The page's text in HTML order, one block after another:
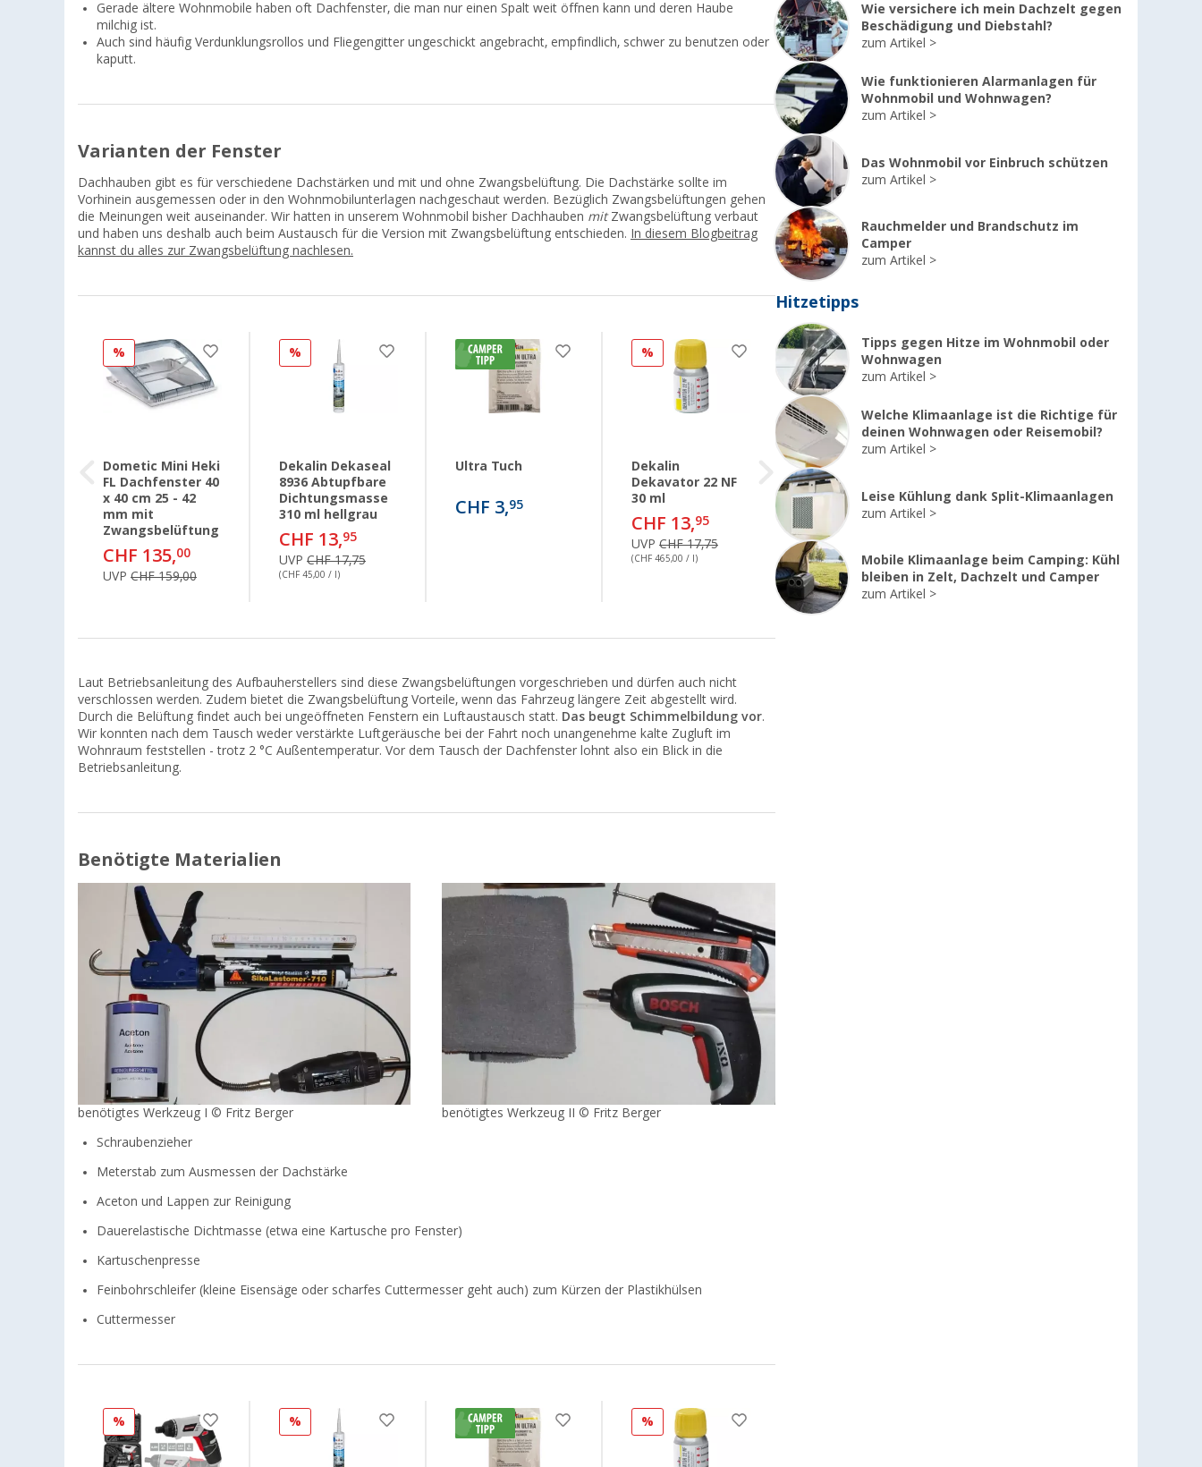
Gerade ältere Wohnmobile haben oft Dachfenster, die man nur einen Spalt weit öffnen kann und deren Haube
milchig ist.
Auch sind häufig Verdunklungsrollos und Fliegengitter ungeschickt angebracht, empfindlich, schwer zu benutzen oder
kaputt.
Varianten der Fenster
Dachhauben gibt es für verschiedene Dachstärken und mit und ohne Zwangsbelüftung. Die Dachstärke sollte im
Vorhinein ausgemessen oder in den Wohnmobilunterlagen nachgeschaut werden. Bezüglich Zwangsbelüftungen gehen
die Meinungen weit auseinander. Wir hatten in unserem Wohnmobil bisher Dachhauben mitZwangsbelüftung verbaut
und haben uns deshalb auch beim Austausch für die Version mit Zwangsbelüftung entschieden. In diesem Blogbeitrag
kannst du alles zur Zwangsbelüftung nachlesen.
%
Dometic Mini Heki
FL Dachfenster 40
x 40 cm 25 - 42
mm mit
Zwangsbelüftung
CHF 135,00
UVP CHF 159,00
%
Dekalin Dekaseal
8936 Abtupfbare
Dichtungsmasse
310 ml hellgrau
CHF 13,95
UVP CHF 17,75
(CHF 45,00 / l)
Ultra Tuch
CHF 3,95
%
Dekalin
Dekavator 22 NF
30 ml
CHF 13,95
UVP CHF 17,75
(CHF 465,00 / l)
%
Dino KRAFTPAKET
Akkuschrauber
Set im Koffer
Multiplex
CHF 39,
UVPCHF 49,90
x 40 cm 25 - 42
CHF 135,00
UVP CHF 159,00
Laut Betriebsanleitung des Aufbauherstellers sind diese Zwangsbelüftungen vorgeschrieben und dürfen auch nicht
verschlossen werden. Zudem bietet die Zwangsbelüftung Vorteile, wenn das Fahrzeug längere Zeit abgestellt wird.
Durch die Belüftung findet auch bei ungeöffneten Fenstern ein Luftaustausch statt. Das beugt Schimmelbildung vor.
Wir konnten nach dem Tausch weder verstärkte Luftgeräusche bei der Fahrt noch unangenehme kalte Zugluft im
Wohnraum feststellen - trotz 2 °C Außentemperatur. Vor dem Tausch der Dachfenster lohnt also ein Blick in die
Betriebsanleitung.
Benötigte Materialien
benötigtes Werkzeug I © Fritz Berger benötigtes Werkzeug II © Fritz Berger
Schraubenzieher
Meterstab zum Ausmessen der Dachstärke
Aceton und Lappen zur Reinigung
Dauerelastische Dichtmasse (etwa eine Kartusche pro Fenster)
Kartuschenpresse
Feinbohrschleifer (kleine Eisensäge oder scharfes Cuttermesser geht auch) zum Kürzen der Plastikhülsen
Cuttermesser
% % %
Wie versichere ich mein Dachzelt gegen
Beschädigung und Diebstahl?
zum Artikel
Wie funktionieren Alarmanlagen für
Wohnmobil und Wohnwagen?
zum Artikel
Das Wohnmobil vor Einbruch schützen
zum Artikel
Rauchmelder und Brandschutz im
Camper
zum Artikel
Hitzetipps
Tipps gegen Hitze im Wohnmobil oder
Wohnwagen
zum Artikel
Welche Klimaanlage ist die Richtige für
deinen Wohnwagen oder Reisemobil?
zum Artikel
Leise Kühlung dank Split-Klimaanlagen
zum Artikel
Mobile Klimaanlage beim Camping: Kühl
bleiben in Zelt, Dachzelt und Camper
zum Artikel